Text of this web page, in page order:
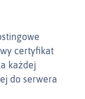
certyfikat
każdej
do serwera